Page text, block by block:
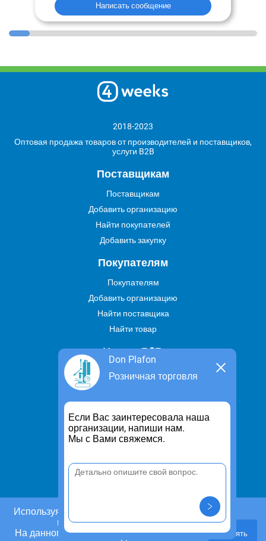
Написать сообщение
Don Plafon
Розничная торговля
Если Вас заинтересовала наша
организации, напиши нам.
Мы с Вами свяжемся.
Используя этот сайт, Вы даете согласие на
использование cookies.
На данном этапе Вы можете отказаться от
Принять
2018-2023
Оптовая продажа товаров от производителей и поставщиков,
услуги B2B
Поставщикам
Поставщикам
Добавить организацию
Найти покупателей
Добавить закупку
Покупателям
Покупателям
Добавить организацию
Найти поставщика
Найти товар
Услуги В2В
Найти услугу
Предложить свою услугу
Дропшиппинг
Транспортные услуги
Информация
Политика конфиденциальности
Контакты